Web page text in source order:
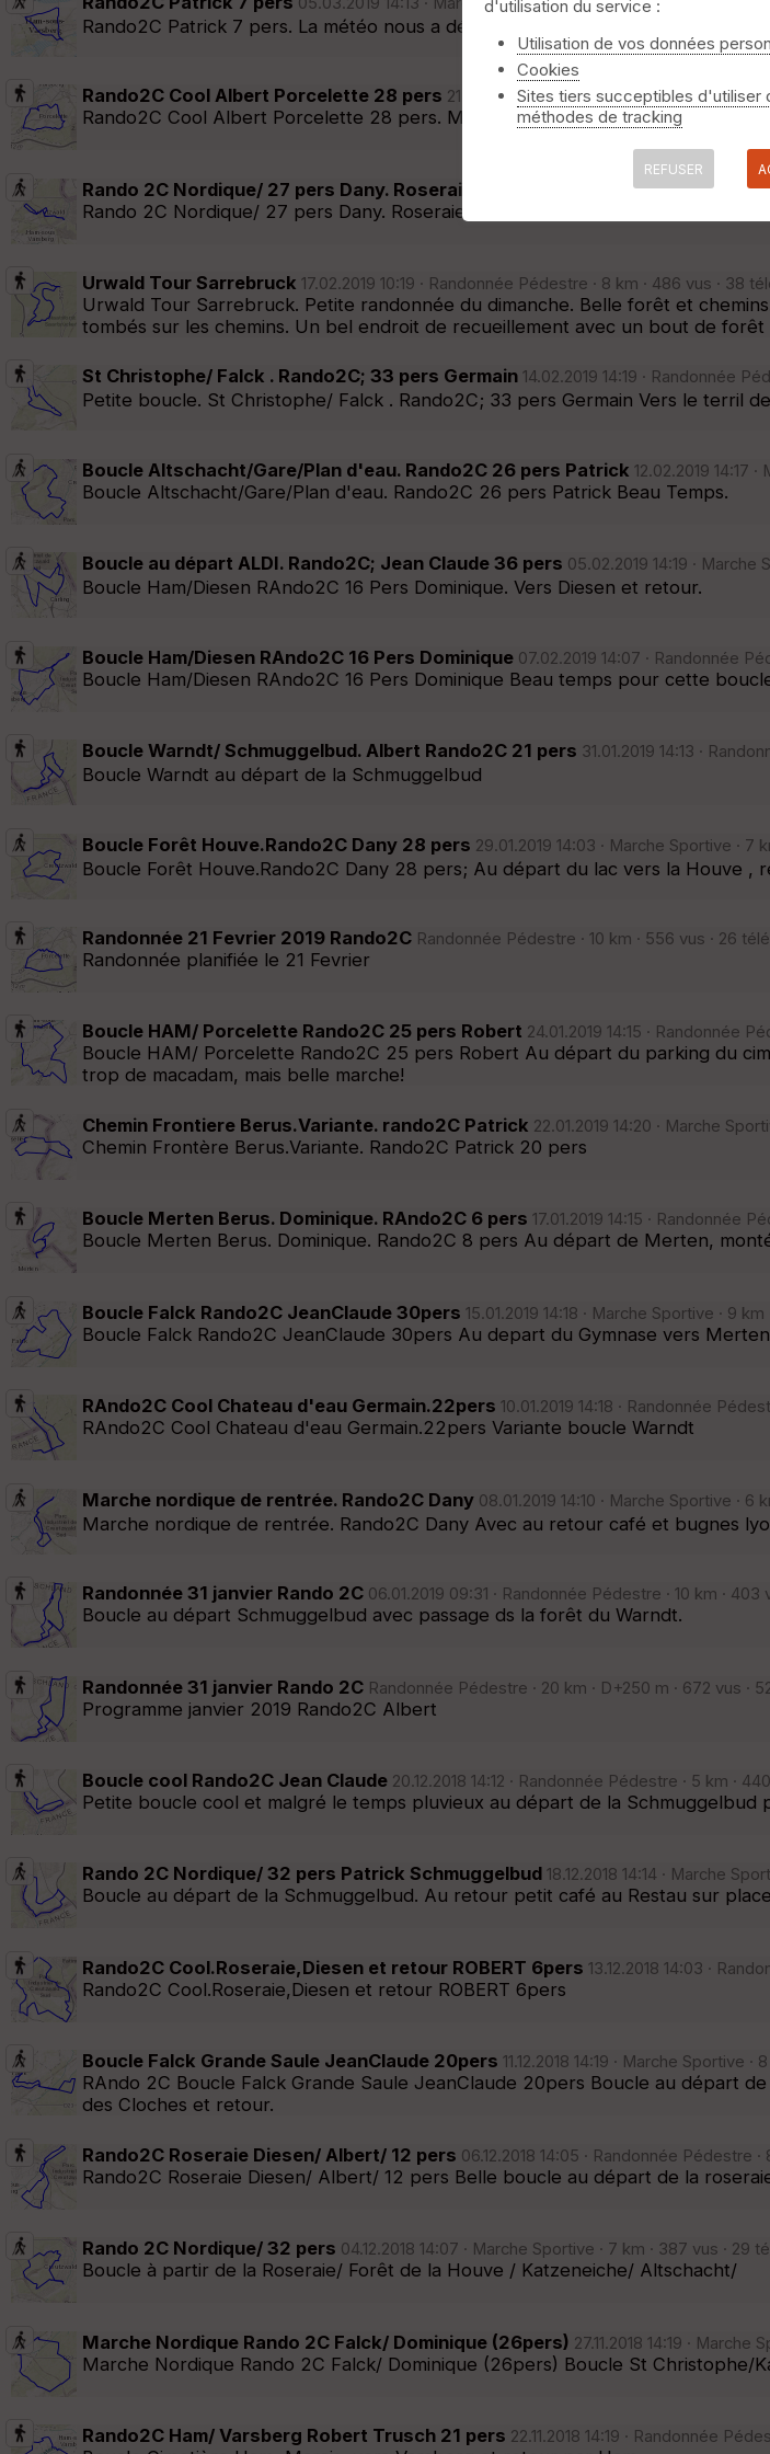
Afficher la cartodossier et sous-dossiers|ce dossier uniquement
Rando2C Patrick 7 pers. La météo nous a découragé et nous avons préféré
Rando2C Cool Albert Porcelette 28 pers 21.02.2019 14:23 · Randonnée Pédestre ·
Rando2C Cool Albert Porcelette 28 pers. Montée sur le plateau de
Rando 2C Nordique/ 27 pers Dany. Roseraie vers Jet d'eau Falck19.02.2019
Rando 2C Nordique/ 27 pers Dany. Roseraie vers Jet d'eau(Sequoia) Falck et
Urwald Tour Sarrebruck 17.02.2019 10:19 · Randonnée Pédestre · 8 km · 486 vus · 38
Urwald Tour Sarrebruck. Petite randonnée du dimanche. Belle forêt et
tombés sur les chemins. Un bel endroit de recueillement avec un bout de
St Christophe/ Falck . Rando2C; 33 pers Germain 14.02.2019 14:19 · Randonnée
Petite boucle. St Christophe/ Falck . Rando2C; 33 pers Germain Vers le terril
Boucle Altschacht/Gare/Plan d'eau. Rando2C 26 pers Patrick 12.02.2019 14:17
Boucle Altschacht/Gare/Plan d'eau. Rando2C 26 pers Patrick Beau Temps.
Boucle au départ ALDI. Rando2C; Jean Claude 36 pers 05.02.2019 14:19 · Marche
Boucle Ham/Diesen RAndo2C 16 Pers Dominique. Vers Diesen et retour.
Boucle Ham/Diesen RAndo2C 16 Pers Dominique 07.02.2019 14:07 · Randonnée
Boucle Ham/Diesen RAndo2C 16 Pers Dominique Beau temps pour cette
Boucle Warndt/ Schmuggelbud. Albert Rando2C 21 pers 31.01.2019 14:13 ·
Boucle Warndt au départ de la Schmuggelbud
Boucle Forêt Houve.Rando2C Dany 28 pers 29.01.2019 14:03 · Marche Sportive · 7
Boucle Forêt Houve.Rando2C Dany 28 pers; Au départ du lac vers la Houve
Randonnée 21 Fevrier 2019 Rando2C Randonnée Pédestre · 10 km · 556 vus · 26
Randonnée planifiée le 21 Fevrier
Boucle HAM/ Porcelette Rando2C 25 pers Robert 24.01.2019 14:15 · Randonnée
Boucle HAM/ Porcelette Rando2C 25 pers Robert Au départ du parking du
trop de macadam, mais belle marche!
Chemin Frontiere Berus.Variante. rando2C Patrick 22.01.2019 14:20 · Marche
Chemin Frontère Berus.Variante. Rando2C Patrick 20 pers
Boucle Merten Berus. Dominique. RAndo2C 6 pers 17.01.2019 14:15 · Randonnée
Boucle Merten Berus. Dominique. Rando2C 8 pers Au départ de Merten,
Boucle Falck Rando2C JeanClaude 30pers 15.01.2019 14:18 · Marche Sportive · 9
Boucle Falck Rando2C JeanClaude 30pers Au depart du Gymnase vers
RAndo2C Cool Chateau d'eau Germain.22pers 10.01.2019 14:18 · Randonnée
RAndo2C Cool Chateau d'eau Germain.22pers Variante boucle Warndt
Marche nordique de rentrée. Rando2C Dany 08.01.2019 14:10 · Marche Sportive · 6
Marche nordique de rentrée. Rando2C Dany Avec au retour café et bugnes
Randonnée 31 janvier Rando 2C 06.01.2019 09:31 · Randonnée Pédestre · 10 km ·
Boucle au départ Schmuggelbud avec passage ds la forêt du Warndt.
Randonnée 31 janvier Rando 2C Randonnée Pédestre · 20 km · D+250 m · 672 vus ·
Programme janvier 2019 Rando2C Albert
Boucle cool Rando2C Jean Claude 20.12.2018 14:12 · Randonnée Pédestre · 5 km ·
Petite boucle cool et malgré le temps pluvieux au départ de la Schmuggelbud
Rando 2C Nordique/ 32 pers Patrick Schmuggelbud 18.12.2018 14:14 · Marche
Boucle au départ de la Schmuggelbud. Au retour petit café au Restau sur
Rando2C Cool.Roseraie,Diesen et retour ROBERT 6pers 13.12.2018 14:03 ·
Rando2C Cool.Roseraie,Diesen et retour ROBERT 6pers
Boucle Falck Grande Saule JeanClaude 20pers 11.12.2018 14:19 · Marche Sportive
RAndo 2C Boucle Falck Grande Saule JeanClaude 20pers Boucle au départ
des Cloches et retour.
Rando2C Roseraie Diesen/ Albert/ 12 pers 06.12.2018 14:05 · Randonnée Pédestre
Rando2C Roseraie Diesen/ Albert/ 12 pers Belle boucle au départ de la
Rando 2C Nordique/ 32 pers 04.12.2018 14:07 · Marche Sportive · 7 km · 387 vus · 29
Boucle à partir de la Roseraie/ Forêt de la Houve / Katzeneiche/ Altschacht/
Marche Nordique Rando 2C Falck/ Dominique (26pers) 27.11.2018 14:19 ·
Marche Nordique Rando 2C Falck/ Dominique (26pers) Boucle St Christophe/
Rando2C Ham/ Varsberg Robert Trusch 21 pers 22.11.2018 14:19 · Randonnée
d'utilisation du service :
Utilisation de vos données
Cookies
Sites tiers succeptibles d'utiliser
méthodes de tracking
REFUSER